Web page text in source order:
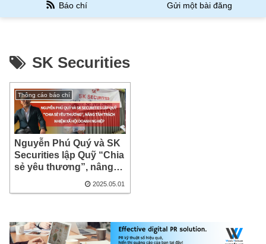
Báo chí Gửi một bài đăng
SK Securities
Thông cáo báo chí
Nguyễn Phú Quý và SK
Securities lập Quỹ “Chia
sẻ yêu thương”, nâng
tầm trách nhiệm xã hội
doanh nghiệp
2025.05.01